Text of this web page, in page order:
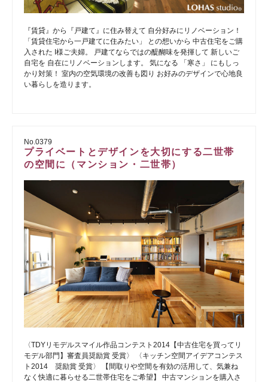
『賃貸』から『戸建て』に住み替えて 自分好みにリノベーション！
「賃貸住宅から一戸建てに住みたい」 との想いから 中古住宅をご購
入された I様ご夫婦。 戸建てならではの醍醐味を発揮して 新しいご
自宅を 自在にリノベーションします。 気になる 「寒さ」 にもしっ
かり対策！ 室内の空気環境の改善も図り お好みのデザインで心地良
い暮らしを造ります。
No.0379
プライベートとデザインを大切にする二世帯
の空間に（マンション・二世帯）
〈TDYリモデルスマイル作品コンテスト2014【中古住宅を買ってリ
モデル部門】審査員奨励賞 受賞〉 〈キッチン空間アイデアコンテス
ト2014 奨励賞 受賞〉 【間取りや空間を有効の活用して、気兼ね
なく快適に暮らせる二世帯住宅をご希望】 中古マンションを購入さ